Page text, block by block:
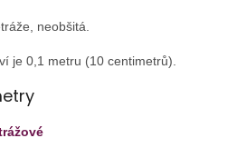
neobšitá.
je 0,1 metru (10 centimetrů).